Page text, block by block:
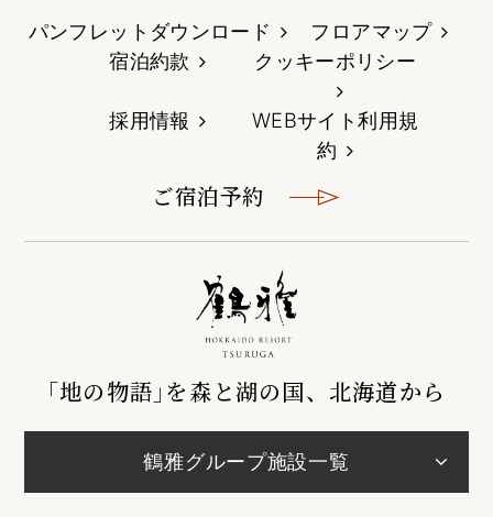
パンフレットダウンロード
フロアマップ
宿泊約款
クッキーポリシー
採用情報
WEBサイト利用規
約
ご宿泊予約
｢地の物語｣を森と湖の国、北海道から
鶴雅グループ施設一覧